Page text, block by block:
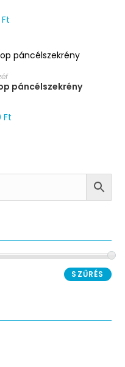
Ft
páncélszekrény
Ft
SZŰRÉS